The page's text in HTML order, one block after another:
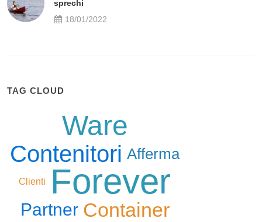
sprechi
18/01/2022
TAG CLOUD
Ware
Contenitori Afferma
Clienti Forever
Partner Container